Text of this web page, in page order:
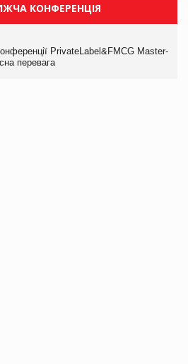
КОНФЕРЕНЦІЯ
PrivateLabel&FMCG Master-
перевага